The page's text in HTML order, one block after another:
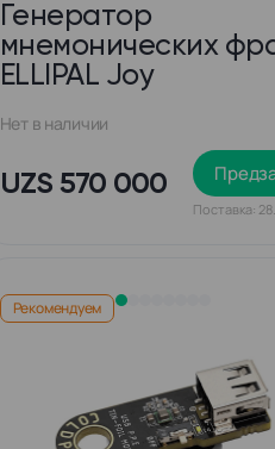
Генератор
мнемонических
ELLIPAL Joy
Нет в наличии
UZS 570 000
Поставка:
Рекомендуем